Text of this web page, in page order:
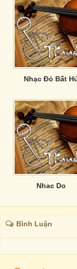
Nhạc Đỏ Bất
Nhac Do
Bình Luận